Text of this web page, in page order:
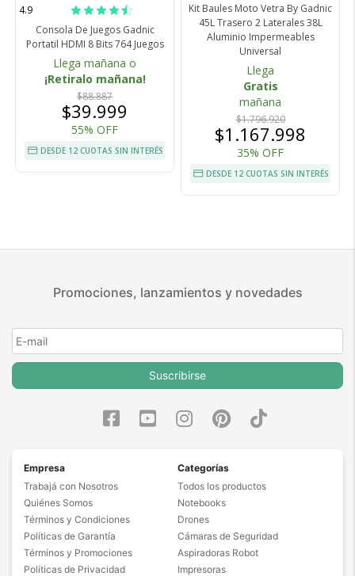
4.9
Consola De Juegos Gadnic
Portatil HDMI 8 Bits 764 Juegos
Llega mañana o
¡Retiralo mañana!
$88.887
$39.999
55% OFF
DESDE 12 CUOTAS SIN INTERÉS
Kit Baules Moto Vetra By Gadnic
45L Trasero 2 Laterales 38L
Aluminio Impermeables
Universal
Llega
Gratis
mañana
$1.796.920
$1.167.998
35% OFF
DESDE 12 CUOTAS SIN INTERÉS
Promociones, lanzamientos y novedades
Suscribirse
Empresa
Trabajá con Nosotros
Quiénes Somos
Términos y Condiciones
Políticas de Garantía
Términos y Promociones
Políticas de Privacidad
Categorías
Todos los productos
Notebooks
Drones
Cámaras de Seguridad
Aspiradoras Robot
Impresoras